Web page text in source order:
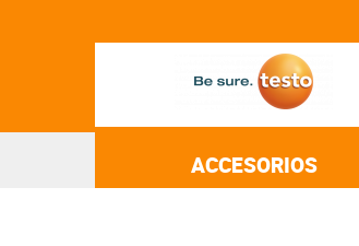
ACCESORIOS